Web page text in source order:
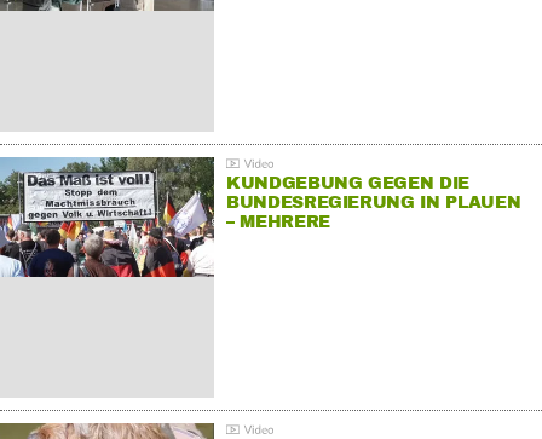
KUNDGEBUNG GEGEN DIE
BUNDESREGIERUNG IN PLAUEN
– MEHRERE